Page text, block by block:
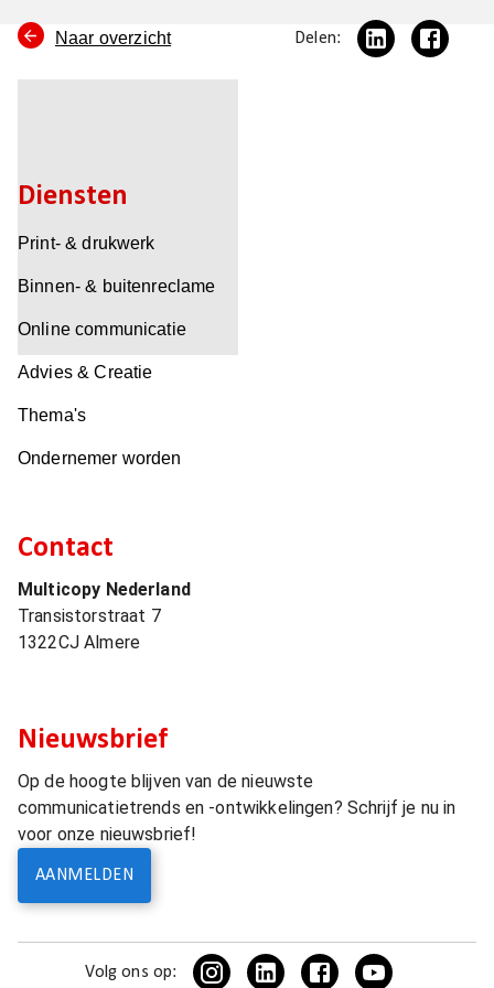
Naar overzicht Delen:
Diensten
Print- & drukwerk
Binnen- & buitenreclame
Online communicatie
Advies & Creatie
Thema's
Ondernemer worden
Contact
Multicopy Nederland
Transistorstraat 7
1322CJ Almere
Nieuwsbrief
Op de hoogte blijven van de nieuwste
communicatietrends en -ontwikkelingen? Schrijf je nu in
voor onze nieuwsbrief!
AANMELDEN
Volg ons op: